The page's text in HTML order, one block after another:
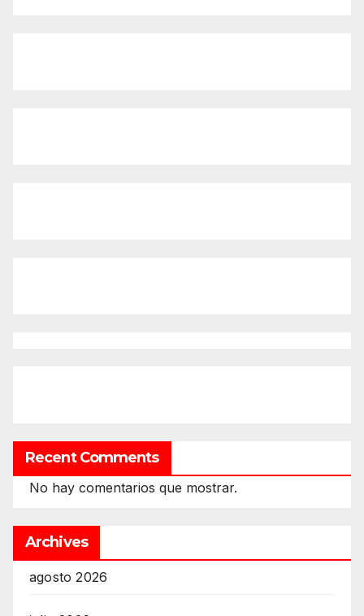
Recent Comments
No hay comentarios que mostrar.
Archives
agosto 2026